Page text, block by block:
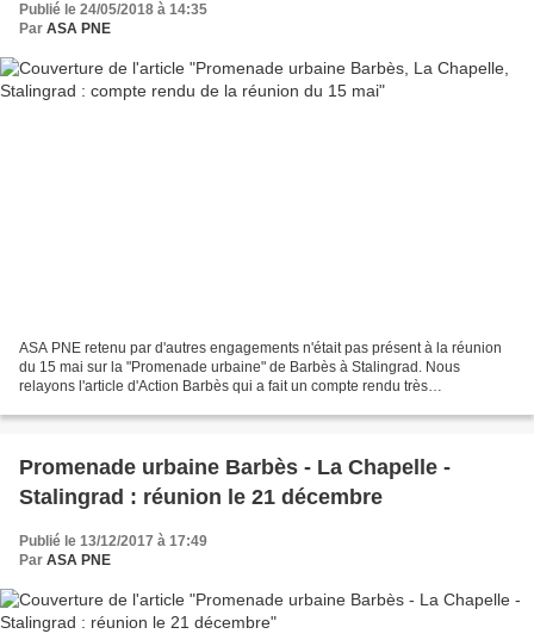
Publié le 24/05/2018 à 14:35
Par ASA PNE
ASA PNE retenu par d'autres engagements n'était pas présent à la réunion
du 15 mai sur la "Promenade urbaine" de Barbès à Stalingrad. Nous
relayons l'article d'Action Barbès qui a fait un compte rendu très
Promenade urbaine Barbès - La Chapelle -
Stalingrad : réunion le 21 décembre
Publié le 13/12/2017 à 17:49
Par ASA PNE